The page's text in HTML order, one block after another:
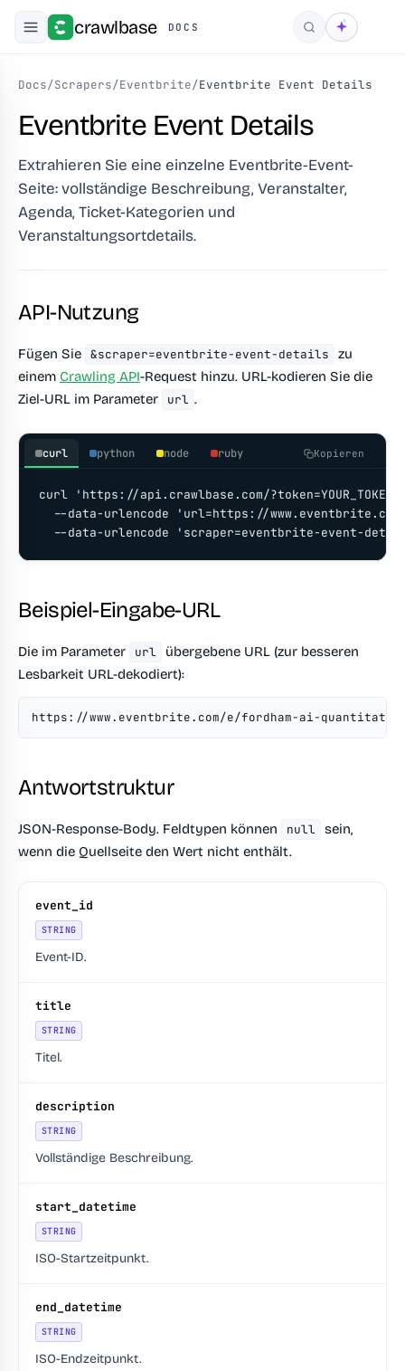
crawlbase DOCS Suchen
Docs/Scrapers/Eventbrite/Eventbrite Event Details
Eventbrite Event Details
Extrahieren Sie eine einzelne Eventbrite-Event-
Seite: vollständige Beschreibung, Veranstalter,
Agenda, Ticket-Kategorien und
Veranstaltungsortdetails.
API-Nutzung
Fügen Sie &scraper=eventbrite-event-details
zu
einem Crawling API-Request hinzu. URL-kodieren Sie die
Ziel-URL im Parameter
url .
curl python node ruby Kopieren
curl 'https://api.crawlbase.com/
--data-urlencode 'url=https://
--data-urlencode 'scraper=eventbrite-event-
Beispiel-Eingabe-URL
Die im Parameter url
übergebene URL (zur besseren
Lesbarkeit URL-dekodiert):
https://www.eventbrite.com/e/fordham-ai-
Antwortstruktur
JSON-Response-Body. Feldtypen können null
sein,
wenn die Quellseite den Wert nicht enthält.
event_id
STRING
Event-ID.
title
STRING
Titel.
description
STRING
Vollständige Beschreibung.
start_datetime
STRING
ISO-Startzeitpunkt.
end_datetime
STRING
ISO-Endzeitpunkt.